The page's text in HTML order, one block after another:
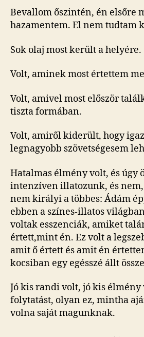
Bevallom őszintén, én elsőre
hazamentem. El nem tudtam
Sok olaj most került a helyére.
Volt, aminek most értettem
Volt, amivel most először
tiszta formában.
Volt, amiről kiderült, hogy
legnagyobb szövetségesem
Hatalmas élmény volt, és úgy
intenzíven illatozunk, és
nem királyi a többes: Ádám
ebben a színes-illatos
voltak esszenciák, amiket
értett,mint én. Ez volt a
amit ő értett és amit én
kocsiban egy egésszé állt
Jó kis randi volt, jó kis
folytatást, olyan ez, mintha
volna saját magunknak.